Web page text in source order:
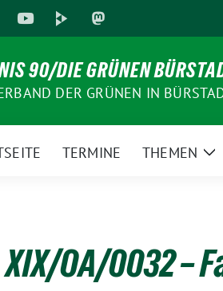
90/DIE GRÜNEN
DER GRÜNEN IN
TERMINE THEMEN
XIX/OA/0032 –